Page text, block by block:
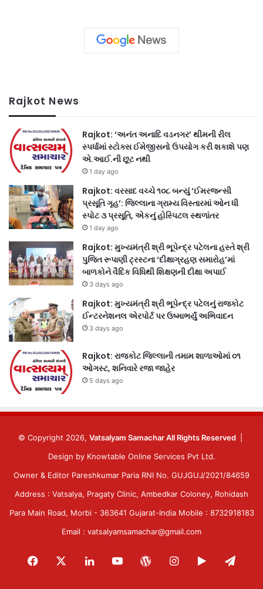
Rajkot News
Rajkot: ‘અનંત અનાદિ વડનગર’ થીમની રીલ
સ્પર્ધામાં સ્ટોક્સ ઈમેજીસનો ઉપયોગ કરી શકાશે પણ
એ.આઈ.ની છૂટ નથી
1 day ago
Rajkot: વરસાદ વચ્ચે ૧૦૮ બન્યું ‘ઈમરજન્સી
પ્રસૂતિ ગૃહ’: જિલ્લાના ગ્રામ્ય વિસ્તારમાં ઓન ધી
સ્પોટ ૩ પ્રસૂતિ, એકનું હોસ્પિટલ સ્થળાંતર
1 day ago
Rajkot: મુખ્યમંત્રી શ્રી ભૂપેન્દ્ર પટેલના હસ્તે શ્રી
પુજિત રૂપાણી ટ્રસ્ટના ‘દીક્ષાગ્રહણ સમારોહ’માં
બાળકોને વૈદિક વિધિથી શિક્ષણની દીક્ષા અપાઈ
3 days ago
Rajkot: મુખ્યમંત્રી શ્રી ભૂપેન્દ્ર પટેલનું રાજકોટ
ઈન્ટરનેશનલ એરપોર્ટ પર ઉષ્માભર્યું અભિવાદન
3 days ago
Rajkot: રાજકોટ જિલ્લાની તમામ શાળાઓમાં ૦૧
ઓગસ્ટ, શનિવારે રજા જાહેર
5 days ago
© Copyright 2026, Vatsalyam Samachar All Rights Reserved
Design by Knowtable Online Services Pvt Ltd.
Owner & Editor Pareshkumar Paria RNI No. GUJGUJ/2021/84659
Address : Vatsalya, Pragaty Clinic, Ambedkar Coloney, Rohidash
Para Main Road, Morbi - 363641 Gujarat-India Mobile : 8732918183
Email : vatsalyamsamachar@gmail.com
Facebook LinkedInYouTubeWordPressInstagram
Google